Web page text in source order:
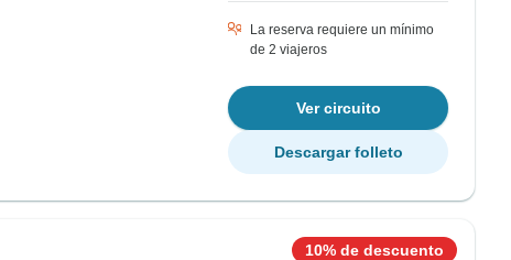
La reserva requiere un mínimo
de 2 viajeros
Ver circuito
Descargar folleto
10% de descuento